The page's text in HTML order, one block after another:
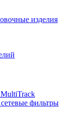
изделия
фильтры